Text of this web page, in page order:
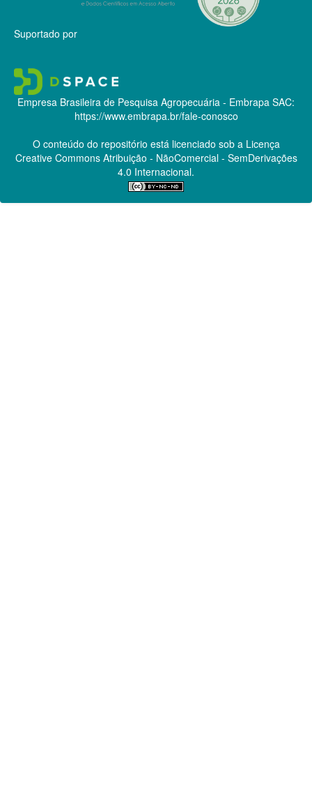
Suportado por
Empresa Brasileira de Pesquisa Agropecuária - Embrapa SAC:
https://www.embrapa.br/fale-conosco
O conteúdo do repositório está licenciado sob a Licença
Creative CommonsAtribuição - NãoComercial - SemDerivações
4.0 Internacional.